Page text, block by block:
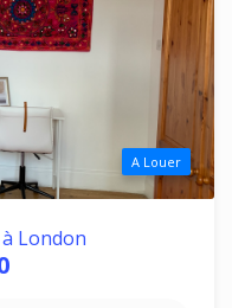
A Louer
London